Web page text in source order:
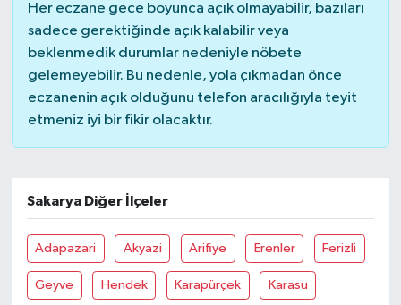
Her eczane gece boyunca açık olmayabilir, bazıları
sadece gerektiğinde açık kalabilir veya
beklenmedik durumlar nedeniyle nöbete
gelemeyebilir. Bu nedenle, yola çıkmadan önce
eczanenin açık olduğunu telefon aracılığıyla teyit
etmeniz iyi bir fikir olacaktır.
Sakarya Diğer İlçeler
Adapazari Akyazi Arifiye Erenler Ferizli
Geyve Hendek Karapürçek Karasu